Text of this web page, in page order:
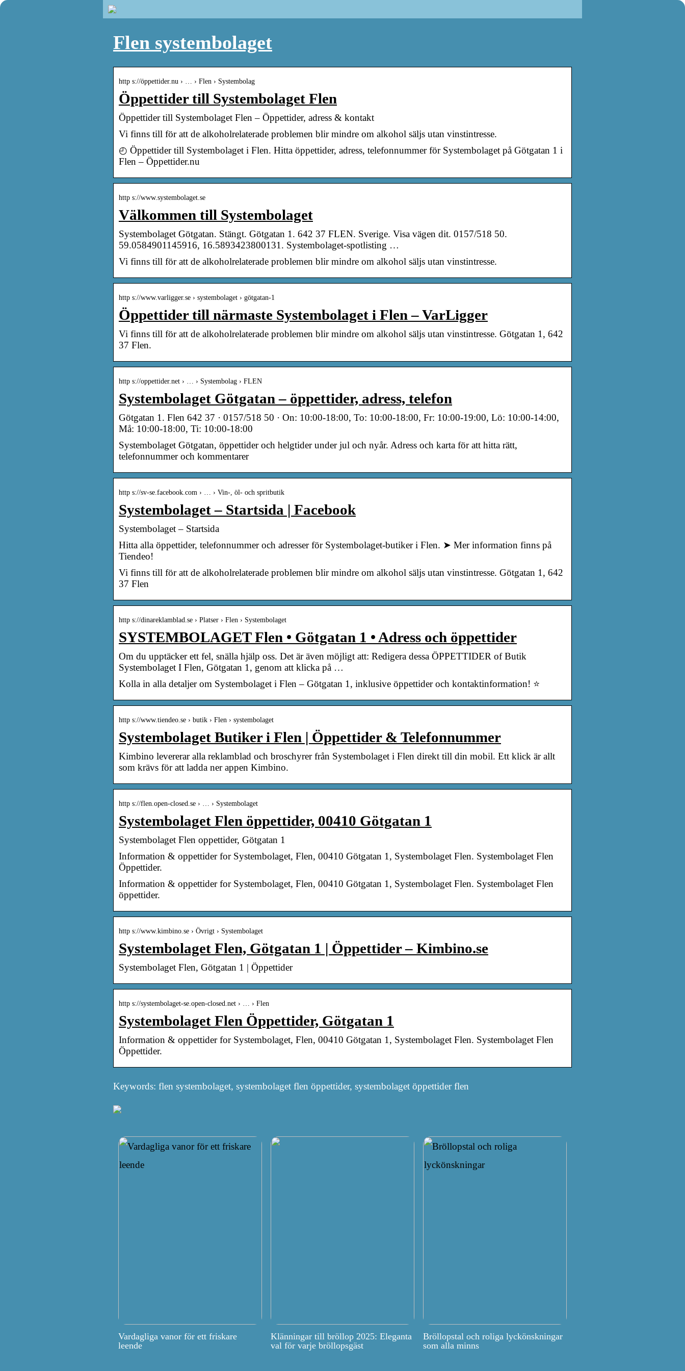
Flen systembolaget
http s://öppettider.nu › … › Flen › Systembolag
Öppettider till Systembolaget Flen
Öppettider till Systembolaget Flen – Öppettider, adress & kontakt
Vi finns till för att de alkoholrelaterade problemen blir mindre om alkohol säljs utan vinstintresse.
◴ Öppettider till Systembolaget i Flen. Hitta öppettider, adress, telefonnummer för Systembolaget på Götgatan 1 i
Flen – Öppettider.nu
http s://www.systembolaget.se
Välkommen till Systembolaget
Systembolaget Götgatan. Stängt. Götgatan 1. 642 37 FLEN. Sverige. Visa vägen dit. 0157/518 50.
59.0584901145916, 16.5893423800131. Systembolaget-spotlisting …
Vi finns till för att de alkoholrelaterade problemen blir mindre om alkohol säljs utan vinstintresse.
http s://www.varligger.se › systembolaget › götgatan-1
Öppettider till närmaste Systembolaget i Flen – VarLigger
Vi finns till för att de alkoholrelaterade problemen blir mindre om alkohol säljs utan vinstintresse. Götgatan 1, 642
37 Flen.
http s://oppettider.net › … › Systembolag › FLEN
Systembolaget Götgatan – öppettider, adress, telefon
Götgatan 1. Flen 642 37 · 0157/518 50 · On: 10:00-18:00, To: 10:00-18:00, Fr: 10:00-19:00, Lö: 10:00-14:00,
Må: 10:00-18:00, Ti: 10:00-18:00
Systembolaget Götgatan, öppettider och helgtider under jul och nyår. Adress och karta för att hitta rätt,
telefonnummer och kommentarer
http s://sv-se.facebook.com › … › Vin-, öl- och spritbutik
Systembolaget – Startsida | Facebook
Systembolaget – Startsida
Hitta alla öppettider, telefonnummer och adresser för Systembolaget-butiker i Flen. ➤ Mer information finns på
Tiendeo!
Vi finns till för att de alkoholrelaterade problemen blir mindre om alkohol säljs utan vinstintresse. Götgatan 1, 642
37 Flen
http s://dinareklamblad.se › Platser › Flen › Systembolaget
SYSTEMBOLAGET Flen • Götgatan 1 • Adress och öppettider
Om du upptäcker ett fel, snälla hjälp oss. Det är även möjligt att: Redigera dessa ÖPPETTIDER of Butik
Systembolaget I Flen, Götgatan 1, genom att klicka på …
Kolla in alla detaljer om Systembolaget i Flen – Götgatan 1, inklusive öppettider och kontaktinformation! ⭐
http s://www.tiendeo.se › butik › Flen › systembolaget
Systembolaget Butiker i Flen | Öppettider & Telefonnummer
Kimbino levererar alla reklamblad och broschyrer från Systembolaget i Flen direkt till din mobil. Ett klick är allt
som krävs för att ladda ner appen Kimbino.
http s://flen.open-closed.se › … › Systembolaget
Systembolaget Flen öppettider, 00410 Götgatan 1
Systembolaget Flen oppettider, Götgatan 1
Information & oppettider for Systembolaget, Flen, 00410 Götgatan 1, Systembolaget Flen. Systembolaget Flen
Öppettider.
Information & oppettider for Systembolaget, Flen, 00410 Götgatan 1, Systembolaget Flen. Systembolaget Flen
öppettider.
http s://www.kimbino.se › Övrigt › Systembolaget
Systembolaget Flen, Götgatan 1 | Öppettider – Kimbino.se
Systembolaget Flen, Götgatan 1 | Öppettider
http s://systembolaget-se.open-closed.net › … › Flen
Systembolaget Flen Öppettider, Götgatan 1
Information & oppettider for Systembolaget, Flen, 00410 Götgatan 1, Systembolaget Flen. Systembolaget Flen
Öppettider.
Keywords: flen systembolaget, systembolaget flen öppettider, systembolaget öppettider flen
Vardagliga vanor för ett friskare
leende
Klänningar till bröllop 2025: Eleganta
val för varje bröllopsgäst
Bröllopstal och roliga lyckönskningar
som alla minns